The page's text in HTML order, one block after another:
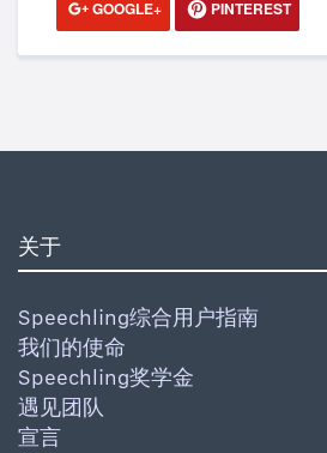
GOOGLE+
PINTEREST
关于
Speechling综合用户指南
我们的使命
Speechling奖学金
遇见团队
宣言